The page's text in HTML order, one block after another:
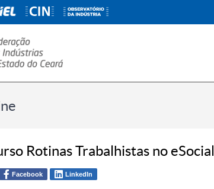
Rotinas Trabalhistas no eSocial
Facebook LinkedIn